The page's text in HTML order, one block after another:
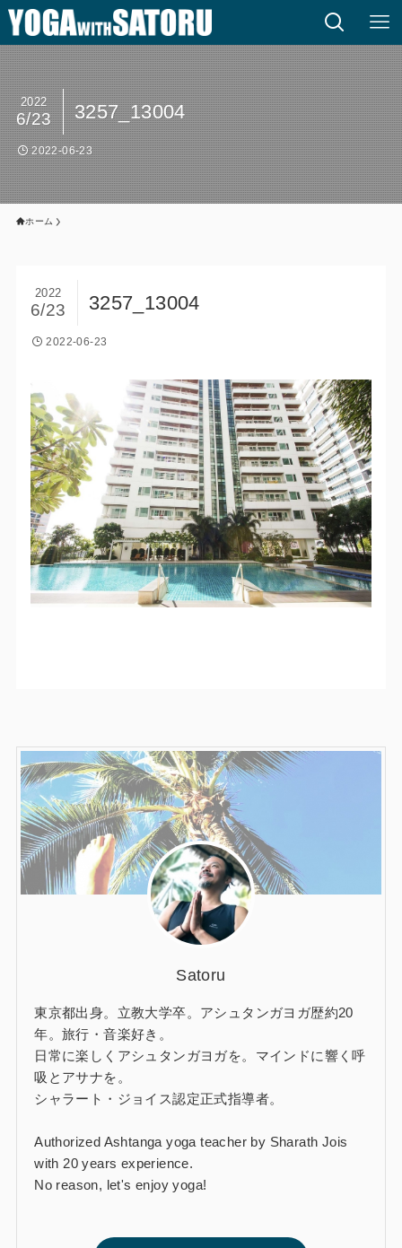
3257_13004
2022
6/23
2022-06-23
ホーム
3257_13004
2022
6/23
2022-06-23
Satoru
東京都出身。立教大学卒。アシュタンガヨガ歴約20
年。旅行・音楽好き。
日常に楽しくアシュタンガヨガを。マインドに響く呼
吸とアサナを。
シャラート・ジョイス認定正式指導者。
Authorized Ashtanga yoga teacher by Sharath Jois
with 20 years experience.
No reason, let's enjoy yoga!